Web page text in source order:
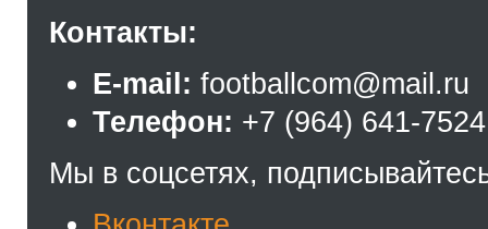
Контакты:
E-mail: footballcom@mail.ru
Телефон: +7 (964) 641-7524
Мы в соцсетях,